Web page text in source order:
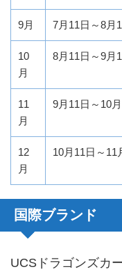
9月 7月11日～8月
10
月
8月11日～9月
11
月
9月11日～10
12
月
10月11日～11
国際ブランド
UCSドラゴンズカ